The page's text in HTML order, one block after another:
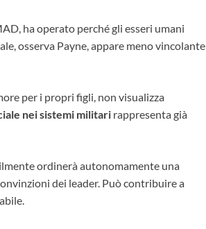
ha operato perché gli esseri umani
osserva Payne, appare meno vincolante
per i propri figli, non visualizza
nei sistemi militari rappresenta già
ordinerà autonomamente una
dei leader. Può contribuire a